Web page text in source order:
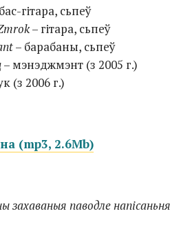
гітара, сьпеў
– гітара, сьпеў
– барабаны, сьпеў
– мэнэджмэнт (з 2005 г.)
(з 2006 г.)
(mp3, 2.6Mb)
захаваныя паводле